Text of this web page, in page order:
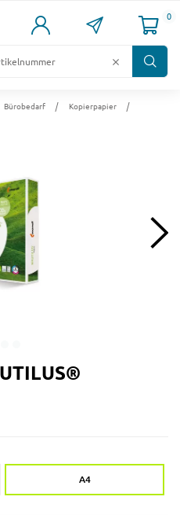
0
Bürobedarf
Kopierpapier
A4